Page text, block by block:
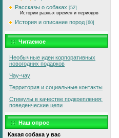
Рассказы о собаках [52]
Истории разных времен и периодов
История и описание пород [60]
Читаемое
Необычные идеи корпоративных
новогодних подарков
Чау-чау
Территория и социальные контакты
Стимулы в качестве подкрепления:
поведенческие цепи
Наш опрос
Какая собака у вас